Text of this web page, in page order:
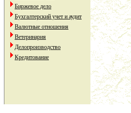
Биржевое дело
Бухгалтерский учет и аудит
Валютные отношения
Ветеринария
Делопроизводство
Кредитование